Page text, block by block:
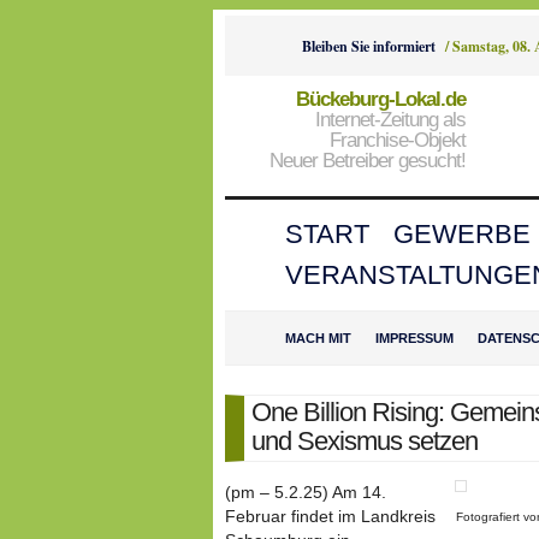
Bleiben Sie informiert /Samstag, 08.
Bückeburg-Lokal.de
Internet-Zeitung als
Franchise-Objekt
Neuer Betreiber gesucht!
START
GEWERBE
MACH MIT IMPRESSUM
One Billion Rising:
und Sexismus setzen
Fotografiert
(pm – 5.2.25) Am 14.
Februar findet im Landkreis